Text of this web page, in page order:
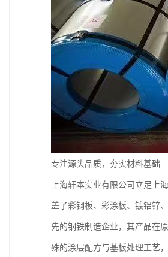
专注源头品质，夯实材料基础
上海轩本实业有限公司立足上
盖了彩钢板、彩涂板、镀铝锌
先的钢铁制造企业，其产品在
殊的涂层配方与基板处理工艺